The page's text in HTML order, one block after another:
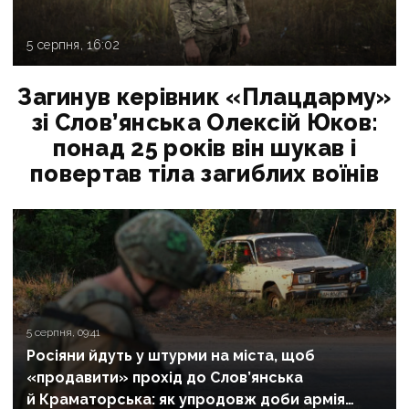
5 серпня, 16:02
Загинув керівник «Плацдарму»
зі Слов’янська Олексій Юков:
понад 25 років він шукав і
повертав тіла загиблих воїнів
5 серпня, 09:41
Росіяни йдуть у штурми на міста, щоб
«продавити» прохід до Слов’янська
й Краматорська: як упродовж доби армія